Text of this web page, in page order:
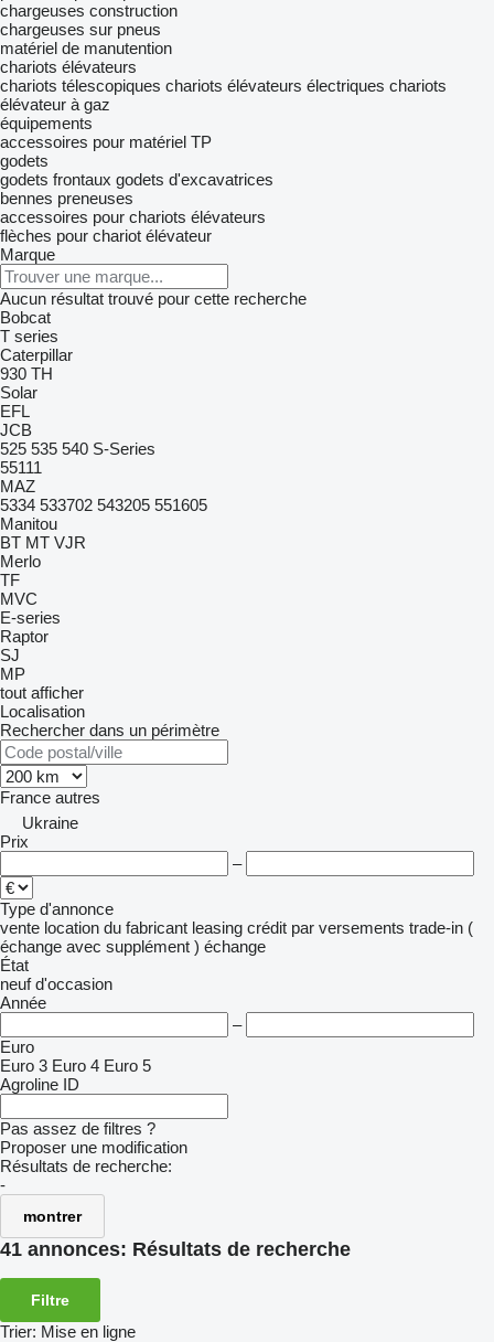
chargeuses construction
chargeuses sur pneus
matériel de manutention
chariots élévateurs
chariots télescopiques chariots élévateurs électriques chariots
élévateur à gaz
équipements
accessoires pour matériel TP
godets
godets frontaux godets d'excavatrices
bennes preneuses
accessoires pour chariots élévateurs
flèches pour chariot élévateur
Marque
Aucun résultat trouvé pour cette recherche
Bobcat
T series
Caterpillar
930 TH
Solar
EFL
JCB
525 535 540 S-Series
55111
MAZ
5334 533702 543205 551605
Manitou
BT MT VJR
Merlo
TF
MVC
E-series
Raptor
SJ
MP
tout afficher
Localisation
Rechercher dans un périmètre
France autres
Ukraine
Prix
–
Type d'annonce
vente location du fabricant leasing crédit par versements trade-in (
échange avec supplément ) échange
État
neuf d'occasion
Année
–
Euro
Euro 3 Euro 4 Euro 5
Agroline ID
Pas assez de filtres ?
Proposer une modification
Résultats de recherche:
-
montrer
41 annonces: Résultats de recherche
Filtre
Trier: Mise en ligne